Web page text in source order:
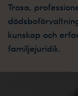
Trosa,
kunskap och
familjejuridik.